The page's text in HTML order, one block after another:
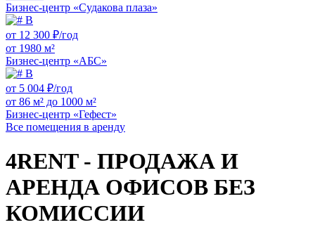
Бизнес-центр «Судакова плаза»
B
от 12 300 ₽/год
от 1980 м²
Бизнес-центр «АБС»
B
от 5 004 ₽/год
от 86 м² до 1000 м²
Бизнес-центр «Гефест»
Все помещения в аренду
4RENT - ПРОДАЖА И
АРЕНДА ОФИСОВ БЕЗ
КОМИССИИ